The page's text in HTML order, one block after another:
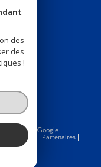
by Google |
Admin
Partenaires
des
des
!